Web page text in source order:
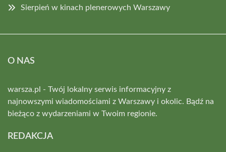
Sierpień w kinach plenerowych Warszawy
O NAS
warsza.pl - Twój lokalny serwis informacyjny z
najnowszymi wiadomościami z Warszawy i okolic. Bądź na
bieżąco z wydarzeniami w Twoim regionie.
REDAKCJA